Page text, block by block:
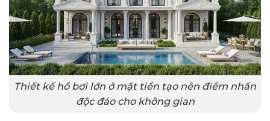
Thiết kế hồ bơi lớn ở mặt tiền tạo nên điểm nhấn
độc đáo cho không gian